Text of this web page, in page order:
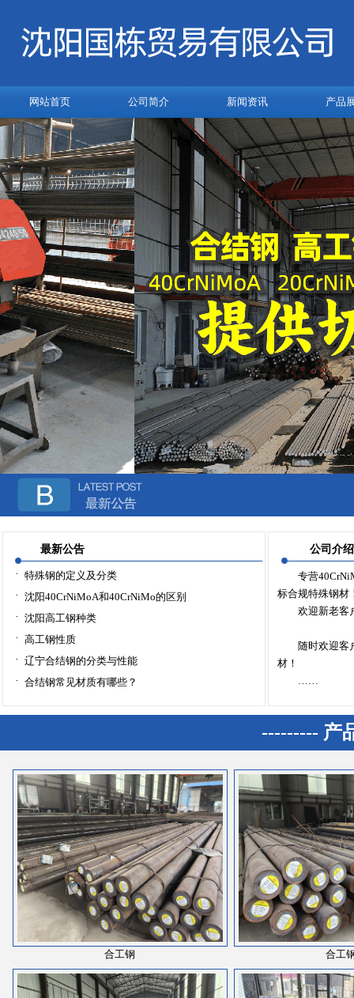
网站首页 公司简介 新闻资讯 产品
最新公告
· 特殊钢的定义及分类
· 沈阳40CrNiMoA和40CrNiMo的区别
· 沈阳高工钢种类
· 高工钢性质
· 辽宁合结钢的分类与性能
· 合结钢常见材质有哪些？
公司介绍
专营
标合规特殊钢材
欢迎新老客
随时欢迎客户
材！
……
--------- 产
合工钢 合工